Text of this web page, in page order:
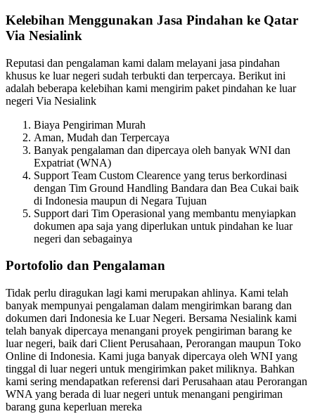
Kelebihan Menggunakan Jasa Pindahan ke Qatar
Via Nesialink
Reputasi dan pengalaman kami dalam melayani jasa pindahan
khusus ke luar negeri sudah terbukti dan terpercaya. Berikut ini
adalah beberapa kelebihan kami mengirim paket pindahan ke luar
negeri Via Nesialink
Biaya Pengiriman Murah
Aman, Mudah dan Terpercaya
Banyak pengalaman dan dipercaya oleh banyak WNI dan
Expatriat (WNA)
Support Team Custom Clearence yang terus berkordinasi
dengan Tim Ground Handling Bandara dan Bea Cukai baik
di Indonesia maupun di Negara Tujuan
Support dari Tim Operasional yang membantu menyiapkan
dokumen apa saja yang diperlukan untuk pindahan ke luar
negeri dan sebagainya
Portofolio dan Pengalaman
Tidak perlu diragukan lagi kami merupakan ahlinya. Kami telah
banyak mempunyai pengalaman dalam mengirimkan barang dan
dokumen dari Indonesia ke Luar Negeri. Bersama Nesialink kami
telah banyak dipercaya menangani proyek pengiriman barang ke
luar negeri, baik dari Client Perusahaan, Perorangan maupun Toko
Online di Indonesia. Kami juga banyak dipercaya oleh WNI yang
tinggal di luar negeri untuk mengirimkan paket miliknya. Bahkan
kami sering mendapatkan referensi dari Perusahaan atau Perorangan
WNA yang berada di luar negeri untuk menangani pengiriman
barang guna keperluan mereka